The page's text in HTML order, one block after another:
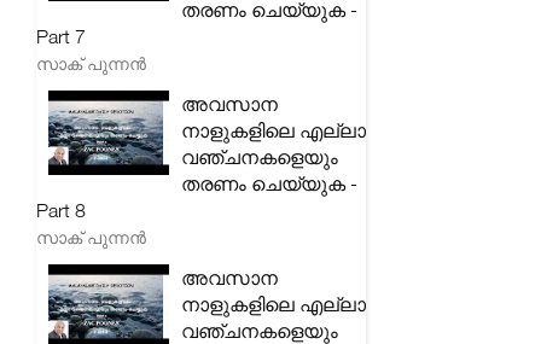
തരണം ചെയ്യുക -
Part 7
സാക് പുന്നൻ
അവസാന
നാളുകളിലെ എല്ലാ
വഞ്ചനകളെയും
തരണം ചെയ്യുക -
Part 8
സാക് പുന്നൻ
അവസാന
നാളുകളിലെ എല്ലാ
വഞ്ചനകളെയും